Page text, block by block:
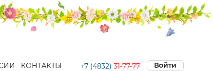
КОНТАКТЫ +7 (4832) 31-77-77 Войти